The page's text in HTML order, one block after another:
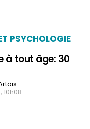
PSYCHOLOGIE
à tout âge: 30
10h08